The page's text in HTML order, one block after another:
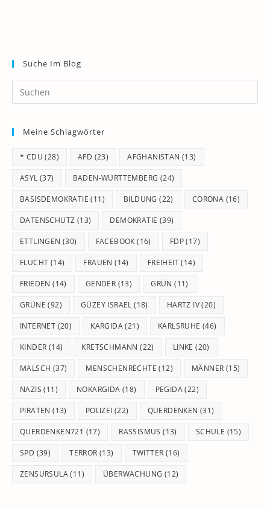
Suche Im Blog
Meine Schlagwörter
* CDU (28) AFD (23) AFGHANISTAN (13)
ASYL (37) BADEN-WÜRTTEMBERG (24)
BASISDEMOKRATIE (11) BILDUNG (22) CORONA (16)
DATENSCHUTZ (13) DEMOKRATIE (39)
ETTLINGEN (30) FACEBOOK (16) FDP(17)
FLUCHT (14) FRAUEN (14) FREIHEIT(14)
FRIEDEN (14) GENDER (13) GRÜN (11)
GRÜNE (92) GÜZEY ISRAEL (18) HARTZ IV(20)
INTERNET (20) KARGIDA(21) KARLSRUHE (46)
KINDER (14) KRETSCHMANN (22) LINKE (20)
MALSCH (37) MENSCHENRECHTE (12) MÄNNER (15)
NAZIS (11) NOKARGIDA (18) PEGIDA(22)
PIRATEN (13) POLIZEI (22) QUERDENKEN (31)
QUERDENKEN721 (17) RASSISMUS (13) SCHULE (15)
SPD (39) TERROR (13) TWITTER (16)
ZENSURSULA(11) ÜBERWACHUNG (12)